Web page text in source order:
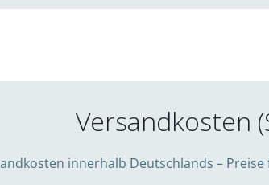
Versandkosten
innerhalb Deutschlands –